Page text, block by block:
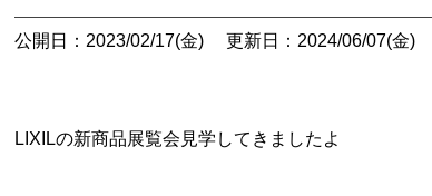
公開日：2023/02/17(金) 更新日：2024/06/07(金)
LIXILの新商品展覧会見学してきましたよ